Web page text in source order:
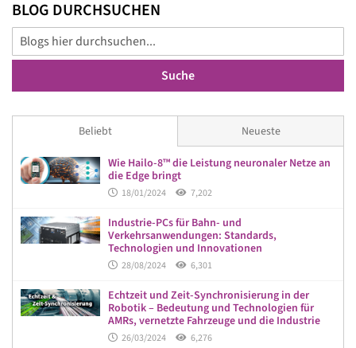
BLOG DURCHSUCHEN
Suche
Beliebt
Wie Hailo-8™ die Leistung neuronaler Netze an
die Edge bringt
18/01/2024 7,202
Industrie-PCs für Bahn- und
Verkehrsanwendungen: Standards,
Technologien und Innovationen
28/08/2024 6,301
Echtzeit und Zeit-Synchronisierung in der
Robotik – Bedeutung und Technologien für
AMRs, vernetzte Fahrzeuge und die Industrie
26/03/2024 6,276
Neueste